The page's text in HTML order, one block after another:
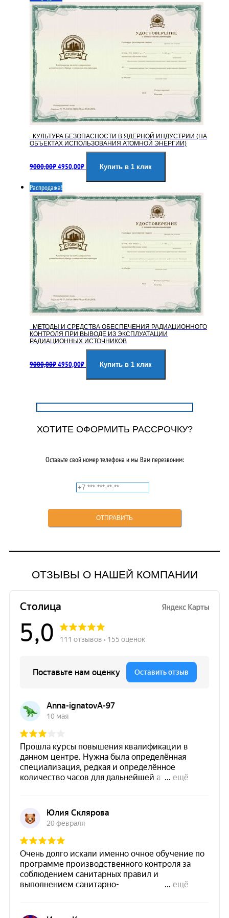
КУЛЬТУРА БЕЗОПАСНОСТИ В ЯДЕРНОЙ ИНДУСТРИИ (НА
ОБЪЕКТАХ ИСПОЛЬЗОВАНИЯ АТОМНОЙ ЭНЕРГИИ)
9000,00₽цена
9000,00₽.
4950,00₽цена:
Купить в 1 клик
Распродажа!
МЕТОДЫ И СРЕДСТВА ОБЕСПЕЧЕНИЯ РАДИАЦИОННОГО
КОНТРОЛЯ ПРИ ВЫВОДЕ ИЗ ЭКСПЛУАТАЦИИ
РАДИАЦИОННЫХ ИСТОЧНИКОВ
9000,00₽цена
4950,00₽цена:
Купить в 1 клик
ХОТИТЕ ОФОРМИТЬ РАССРОЧКУ?
Оставьте свой номер телефона и мы Вам перезвоним:
ОТЗЫВЫ О НАШЕЙ КОМПАНИИ